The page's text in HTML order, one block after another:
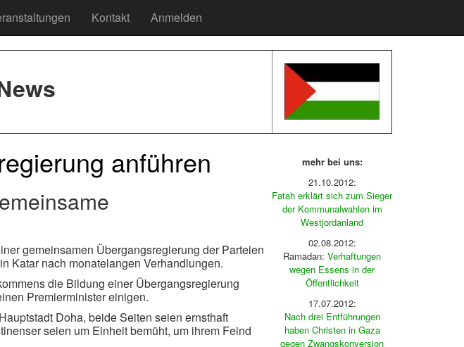
Kontakt Anmelden
anführen
gemeinsamen Übergangsregierung der Parteien
Katar nach monatelangen Verhandlungen.
die Bildung einer Übergangsregierung
Premierminister einigen.
Doha, beide Seiten seien ernsthaft
seien um Einheit bemüht, um ihrem Feind
mehr bei uns:
21.10.2012:
Fatah erklärt sich zum Sieger
der Kommunalwahlen im
Westjordanland
02.08.2012:
Ramadan: Verhaftungen
wegen Essens in der
Öffentlichkeit
17.07.2012:
Nach drei Entführungen
haben Christen in Gaza
gegen Zwangskonversion